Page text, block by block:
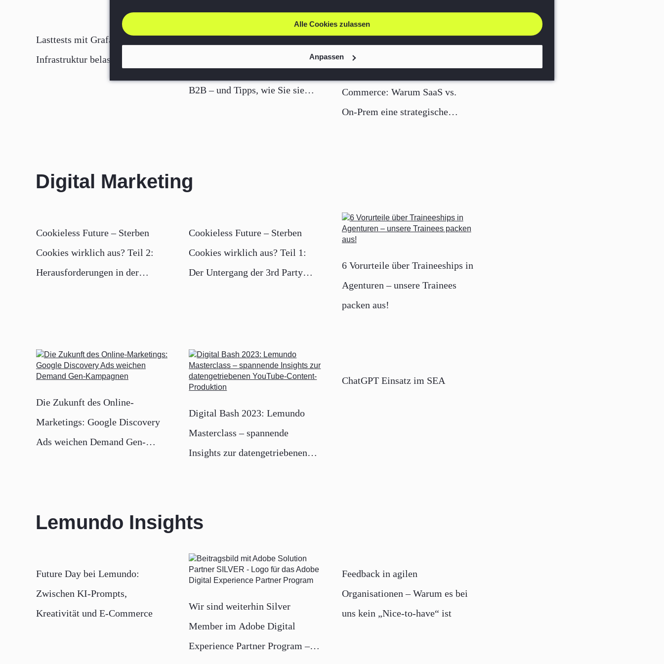
Anpassen
Alle Cookies zulassen
Lasttests mit Grafana k6: Shop-
Infrastruktur belastbar absichern
Digitalisierung des Vertriebs im
B2B – und Tipps, wie Sie sie
Mieten oder Eigentum im E-
Commerce: Warum SaaS vs.
On-Prem eine strategische
Digital Marketing
Cookieless Future – Sterben
Cookies wirklich aus? Teil 2:
Herausforderungen in der
Cookieless Future – Sterben
Cookies wirklich aus? Teil 1:
Der Untergang der 3rd Party
6 Vorurteile über Traineeships in
Agenturen – unsere Trainees
packen aus!
Die Zukunft des Online-
Marketings: Google Discovery
Ads weichen Demand Gen-
Digital Bash 2023: Lemundo
Masterclass – spannende
Insights zur datengetriebenen
ChatGPT Einsatz im SEA
Lemundo Insights
Future Day bei Lemundo:
Zwischen KI-Prompts,
Kreativität und E-Commerce
Wir sind weiterhin Silver
Member im Adobe Digital
Experience Partner Program –
Feedback in agilen
Organisationen – Warum es bei
uns kein „Nice-to-have“ ist